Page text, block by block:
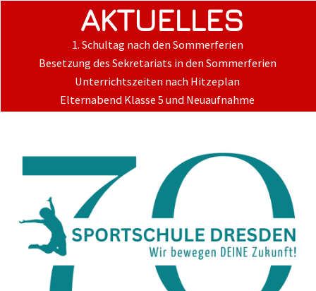
AKTUELLES
1. Schultag nach den Sommerferien
Besetzung des Sekretariats in den Sommerferien
Unterrichtszeiten nach Hitzeplan
Elternabend Klasse 5 und Neuaufnahme